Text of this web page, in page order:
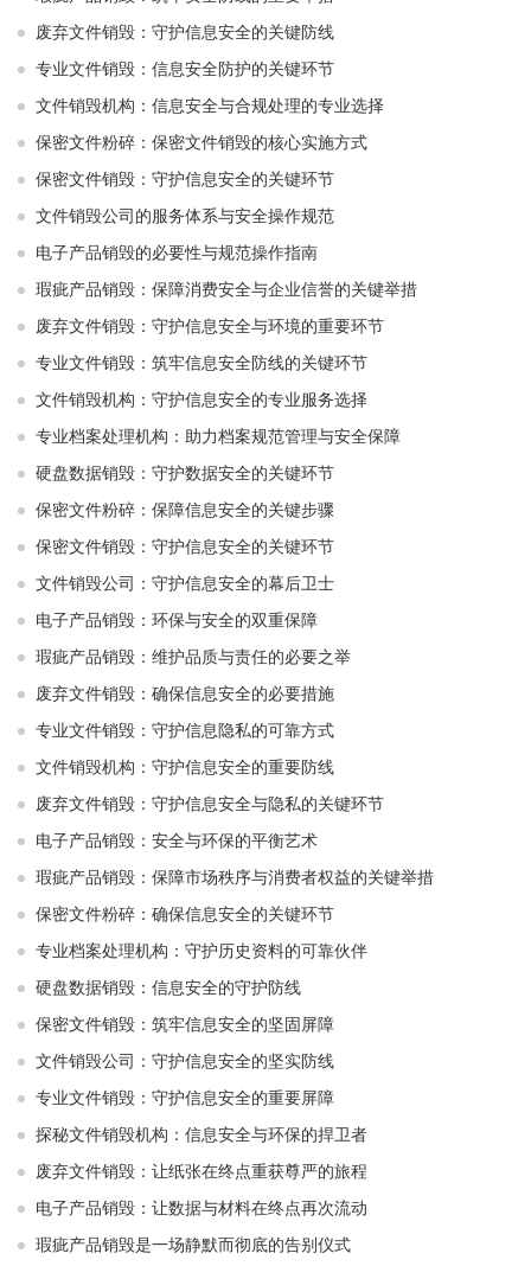
废弃文件销毁：守护信息安全的关键防线
专业文件销毁：信息安全防护的关键环节
文件销毁机构：信息安全与合规处理的专业选择
保密文件粉碎：保密文件销毁的核心实施方式
保密文件销毁：守护信息安全的关键环节
文件销毁公司的服务体系与安全操作规范
电子产品销毁的必要性与规范操作指南
瑕疵产品销毁：保障消费安全与企业信誉的关键举措
废弃文件销毁：守护信息安全与环境的重要环节
专业文件销毁：筑牢信息安全防线的关键环节
文件销毁机构：守护信息安全的专业服务选择
专业档案处理机构：助力档案规范管理与安全保障
硬盘数据销毁：守护数据安全的关键环节
保密文件粉碎：保障信息安全的关键步骤
保密文件销毁：守护信息安全的关键环节
文件销毁公司：守护信息安全的幕后卫士
电子产品销毁：环保与安全的双重保障
瑕疵产品销毁：维护品质与责任的必要之举
废弃文件销毁：确保信息安全的必要措施
专业文件销毁：守护信息隐私的可靠方式
文件销毁机构：守护信息安全的重要防线
废弃文件销毁：守护信息安全与隐私的关键环节
电子产品销毁：安全与环保的平衡艺术
瑕疵产品销毁：保障市场秩序与消费者权益的关键举措
保密文件粉碎：确保信息安全的关键环节
专业档案处理机构：守护历史资料的可靠伙伴
硬盘数据销毁：信息安全的守护防线
保密文件销毁：筑牢信息安全的坚固屏障
文件销毁公司：守护信息安全的坚实防线
专业文件销毁：守护信息安全的重要屏障
探秘文件销毁机构：信息安全与环保的捍卫者
废弃文件销毁：让纸张在终点重获尊严的旅程
电子产品销毁：让数据与材料在终点再次流动
瑕疵产品销毁是一场静默而彻底的告别仪式